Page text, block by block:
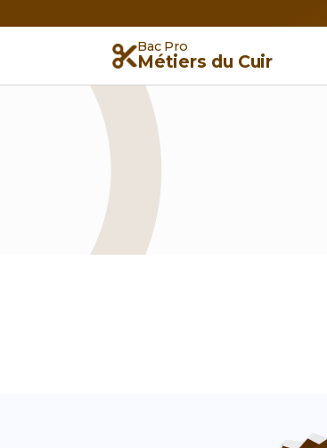
Bac Pro
Métiers du Cuir